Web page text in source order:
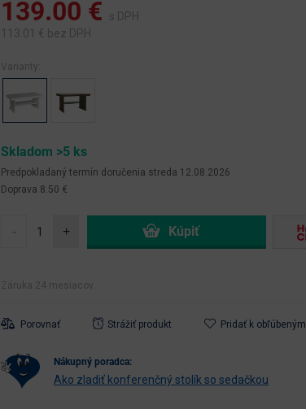
139.00 €
s DPH
113.01 € bez DPH
Varianty:
Skladom >5 ks
Predpokladaný termín doručenia streda 12.08.2026
Doprava 8.50 €
- +
Záruka 24 mesiacov
Porovnať Strážiť produkt Pridať k obľúbeným
nákupný poradca:
Ako zladiť konferenčný stolík so sedačkou